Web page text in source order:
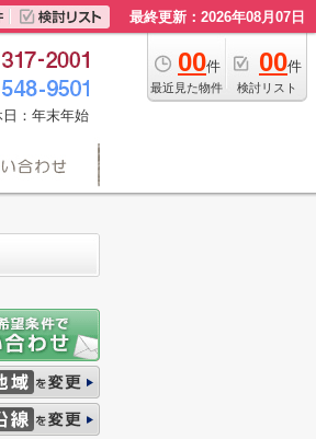
最終更新：2026年08月07日
00件
最近見た物件
00件
検討リスト
：年末年始